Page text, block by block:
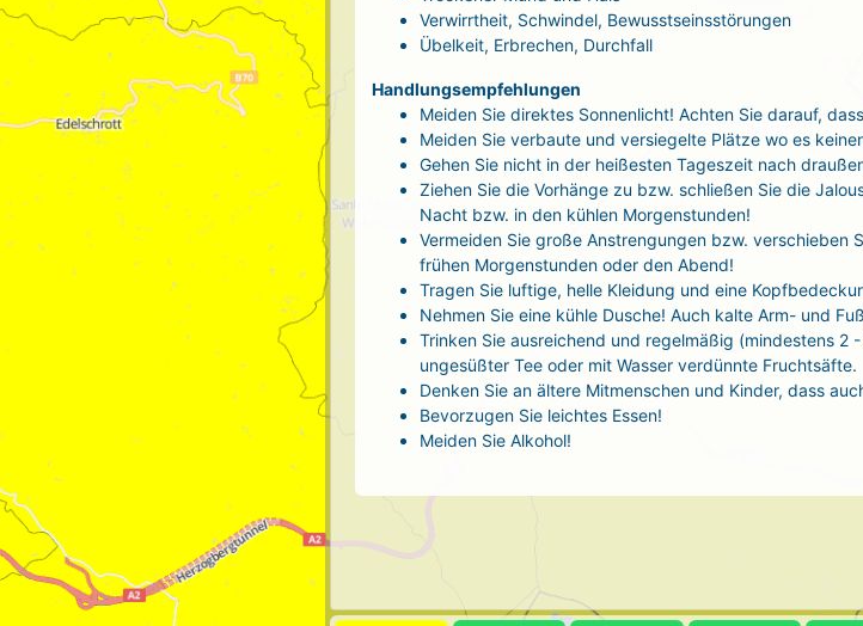
Verwirrtheit, Schwindel, Bewusstseinsstörungen
Übelkeit, Erbrechen, Durchfall
Handlungsempfehlungen
Meiden Sie direktes Sonnenlicht! Achten Sie darauf,
Meiden Sie verbaute und versiegelte Plätze wo es
Gehen Sie nicht in der heißesten Tageszeit nach
Ziehen Sie die Vorhänge zu bzw. schließen Sie die
Nacht bzw. in den kühlen Morgenstunden!
Vermeiden Sie große Anstrengungen bzw. verschieben
frühen Morgenstunden oder den Abend!
Tragen Sie luftige, helle Kleidung und eine
Nehmen Sie eine kühle Dusche! Auch kalte Arm- und
Trinken Sie ausreichend und regelmäßig (mindestens 2
ungesüßter Tee oder mit Wasser verdünnte Fruchtsäfte.
Denken Sie an ältere Mitmenschen und Kinder, dass
Bevorzugen Sie leichtes Essen!
Meiden Sie Alkohol!